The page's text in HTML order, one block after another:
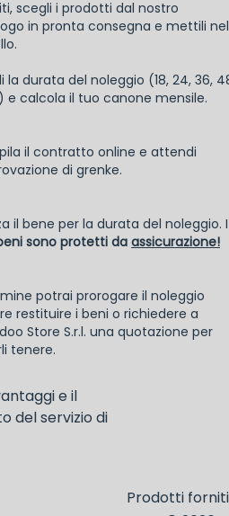
scegli i prodotti dal nostro
in pronta consegna e mettili nel
la durata del noleggio (18, 24, 36,
e calcola il tuo canone mensile.
il contratto online e attendi
di grenke.
il bene per la durata del noleggio. I
sono protetti da assicurazione!
potrai prorogare il noleggio
restituire i beni o richiedere a
Store S.r.l. una quotazione per
tenere.
e il
del servizio di
Prodotti forniti